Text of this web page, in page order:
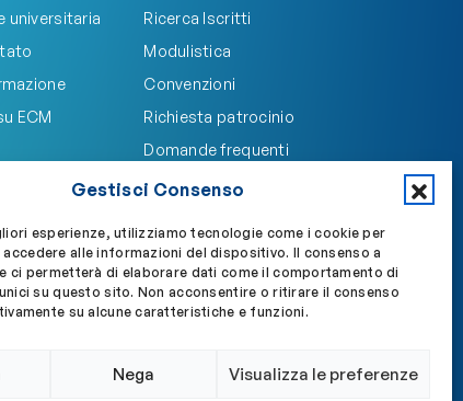
Gestisci Consenso
esperienze, utilizziamo tecnologie come i cookie per
alle informazioni del dispositivo. Il consenso a
ci permetterà di elaborare dati come il comportamento di
su questo sito. Non acconsentire o ritirare il consenso
su alcune caratteristiche e funzioni.
Nega Visualizza le preferenze
universitaria
ECM
Ricerca Iscritti
Modulistica
Convenzioni
Richiesta patrocinio
Domande frequenti
Accedi a My OBLA Accedi alla PEC